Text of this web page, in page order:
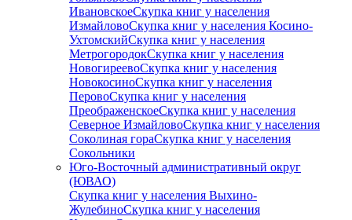
ИвановскоеСкупка книг у населения
ИзмайловоСкупка книг у населения Косино-
УхтомскийСкупка книг у населения
МетрогородокСкупка книг у населения
НовогиреевоСкупка книг у населения
НовокосиноСкупка книг у населения
ПеровоСкупка книг у населения
ПреображенскоеСкупка книг у населения
Северное ИзмайловоСкупка книг у населения
Соколиная гораСкупка книг у населения
Сокольники
Юго-Восточный административный округ
(ЮВАО)
Скупка книг у населения Выхино-
ЖулебиноСкупка книг у населения